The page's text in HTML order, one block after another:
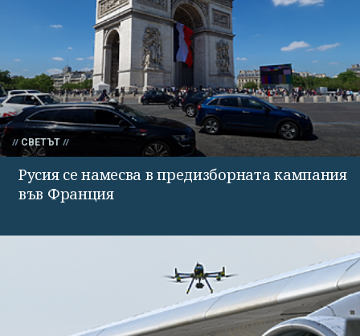
СВЕТЪТ
Русия се намесва в предизборната кампания
във Франция